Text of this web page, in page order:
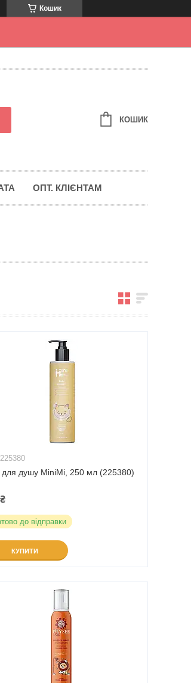
Кошик
КОШИК
ОПТ. КЛІЄНТАМ
225380
для душу MiniMi, 250 мл (225380)
до відправки
КУПИТИ